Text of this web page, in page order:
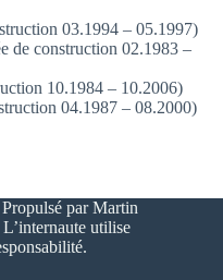
03.1994 – 05.1997)
construction 02.1983 –
10.1984 – 10.2006)
04.1987 – 08.2000)
par Martin
utilise